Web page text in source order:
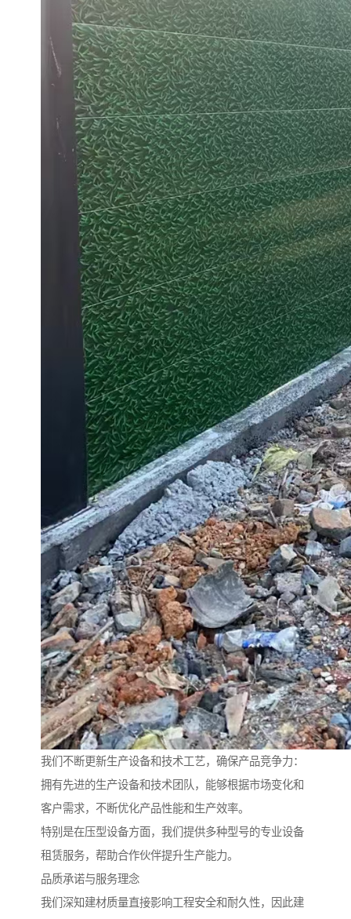
我们不断更新生产设备和技术工艺，确保产品竞争力：
拥有先进的生产设备和技术团队，能够根据市场变化和
客户需求，不断优化产品性能和生产效率。
特别是在压型设备方面，我们提供多种型号的专业设备
租赁服务，帮助合作伙伴提升生产能力。
品质承诺与服务理念
我们深知建材质量直接影响工程安全和耐久性，因此建